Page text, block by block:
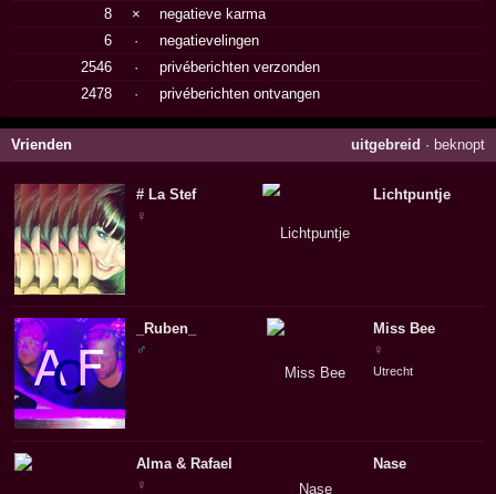
8
×
negatieve karma
6
·
negatievelingen
2546
·
privéberichten verzonden
2478
· privéberichten ontvangen
Vrienden uitgebreid · beknopt
# La Stef
♀
_Ruben_
♂
Alma & Rafael
♀
Lichtpuntje
Miss Bee
♀
Utrecht
Nase